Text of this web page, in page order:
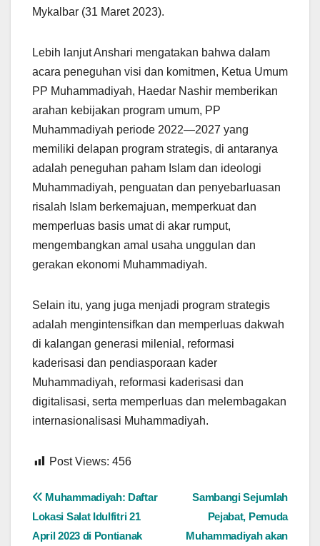
Mykalbar (31 Maret 2023).
Lebih lanjut Anshari mengatakan bahwa dalam
acara peneguhan visi dan komitmen, Ketua Umum
PP Muhammadiyah, Haedar Nashir memberikan
arahan kebijakan program umum, PP
Muhammadiyah periode 2022—2027 yang
memiliki delapan program strategis, di antaranya
adalah peneguhan paham Islam dan ideologi
Muhammadiyah, penguatan dan penyebarluasan
risalah Islam berkemajuan, memperkuat dan
memperluas basis umat di akar rumput,
mengembangkan amal usaha unggulan dan
gerakan ekonomi Muhammadiyah.
Selain itu, yang juga menjadi program strategis
adalah mengintensifkan dan memperluas dakwah
di kalangan generasi milenial, reformasi
kaderisasi dan pendiasporaan kader
Muhammadiyah, reformasi kaderisasi dan
digitalisasi, serta memperluas dan melembagakan
internasionalisasi Muhammadiyah.
Post Views: 456
Navigasi
pos
Sambangi Sejumlah
Pejabat, Pemuda
Muhammadiyah akan
Muhammadiyah: Daftar
Lokasi Salat Idulfitri 21
April 2023 di Pontianak